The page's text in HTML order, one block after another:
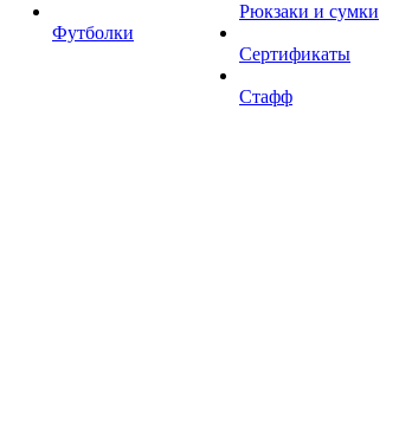
Футболки
Рюкзаки и сумки
Сертификаты
Стафф